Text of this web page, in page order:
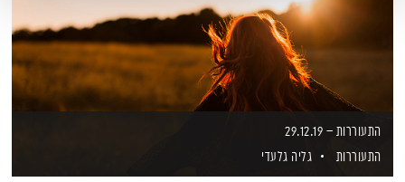
התעוררות – 29.12.19
התעוררות
גליה גלעדי